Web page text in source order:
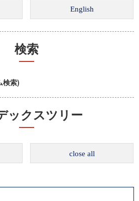
検索
検索)
ックスツリー
close all